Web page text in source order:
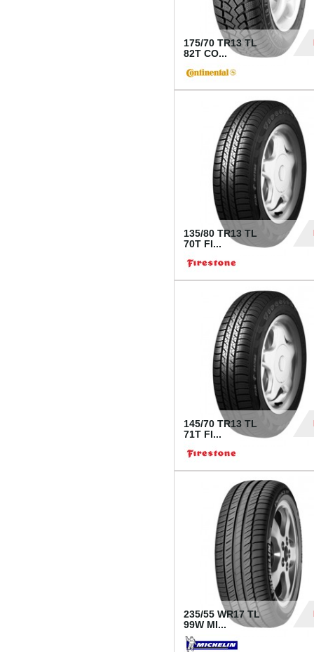
175/70 TR13 TL
82T CO...
135/80 TR13 TL
70T FI...
145/70 TR13 TL
71T FI...
235/55 WR17 TL
99W MI...